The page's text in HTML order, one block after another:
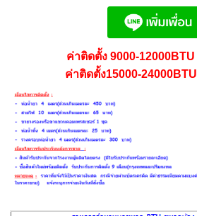
ค่าติดตั้ง 9000-12000BTU
ค่าติดตั้ง15000-24000BTU